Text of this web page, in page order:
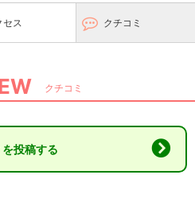
セス クチコミ
クチコミ
投稿する